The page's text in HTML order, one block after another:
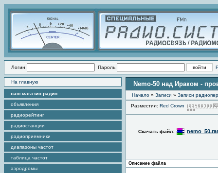
Логин Пароль
На главную
наш магазин радио
объявления
радиорейтинг
радиостанции
радиоприемники
диапазоны частот
таблица частот
аэродромы
Nemo-50 над Ираком -
Начало » Записи » Записи
Разместил: Red Crown
Скачать файл: nemo_50.rar
Описание файла